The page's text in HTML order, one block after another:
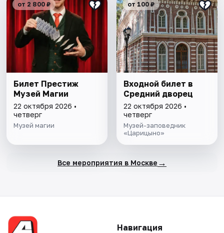
от 2 800 ₽
Билет Престиж
Музей Магии
22 октября 2026 •
четверг
Музей магии
от 100 ₽
Входной билет в
Средний дворец
22 октября 2026 •
четверг
Музей-заповедник
«Царицыно»
Все мероприятия в Москве →
Навигация